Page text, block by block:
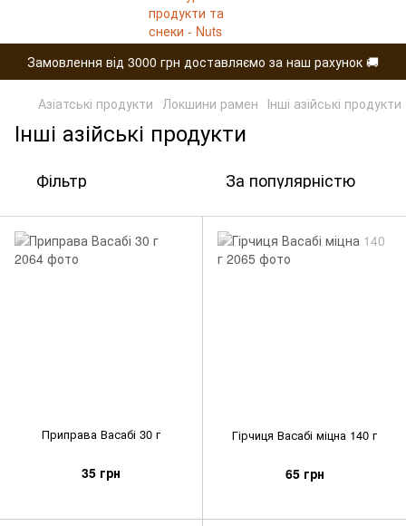
Замовлення від 3000 грн доставляємо за наш рахунок 🚚
Азіатські продукти Локшини рамен Інші азійські продукти
Інші азійські продукти
Фільтр За популярністю
Приправа Васабі 30 г
35 грн
Гірчиця Васабі міцна 140 г
65 грн